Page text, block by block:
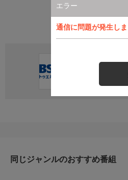
エラー
通信に問題が発生し
直近の放送
同じジャンルのおすすめ番組